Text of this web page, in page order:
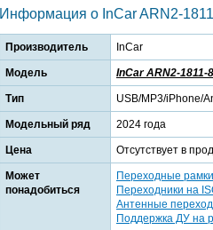
Информация о InCar ARN2-
Производитель InCar
Модель InCar ARN2-1811-8
Тип USB/MP3/iPhone/
Модельный ряд 2024 года
Цена Отсутствует в
Может
понадобиться
Переходные рамки
Переходники на
Антенные
Поддержка ДУ на